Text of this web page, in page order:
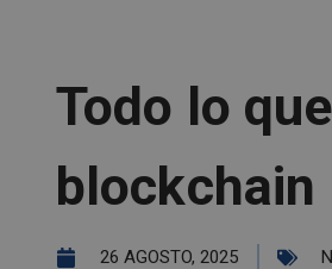
Todo lo
blockchain
26 AGOSTO, 2025